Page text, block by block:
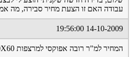
עבודה האם זו הצעת מחיר סבירה, מה
14-10-2009 19:56:00
המחיר למ"ר רובה אפוקסי למרצפות 60X60 עם וגות של 4 מ"מ ובעומק של 8 עד 10 מ"מ הוא 6.5 שקלים חומר + עבודה מכאן שמישהו רוצה לעבוד עלך בעיניים ולעשות עליך קופה טובה